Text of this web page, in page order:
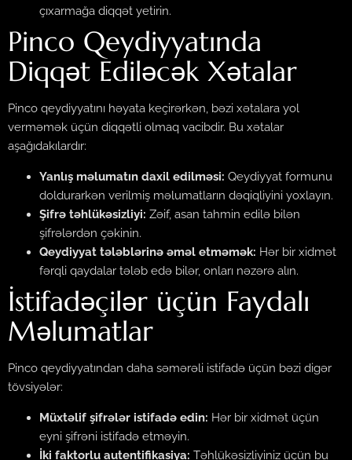
çıxarmağa diqqət yetirin.
Pinco Qeydiyyatında
Diqqət Ediləcək Xətalar
Pinco qeydiyyatını həyata keçirərkən, bəzi xətalara yol
verməmək üçün diqqətli olmaq vacibdir. Bu xətalar
aşağıdakılardır:
Yanlış məlumatın daxil edilməsi: Qeydiyyat formunu
doldurarkən verilmiş məlumatların dəqiqliyini yoxlayın.
Şifrə təhlükəsizliyi: Zəif, asan tahmin edilə bilən
şifrələrdən çəkinin.
Qeydiyyat tələblərinə əməl etməmək: Hər bir xidmət
fərqli qaydalar tələb edə bilər, onları nəzərə alın.
İstifadəçilər üçün Faydalı
Məlumatlar
Pinco qeydiyyatından daha səmərəli istifadə üçün bəzi digər
tövsiyələr:
Müxtəlif şifrələr istifadə edin: Hər bir xidmət üçün
eyni şifrəni istifadə etməyin.
İki faktorlu autentifikasiya: Təhlükəsizliyiniz üçün bu